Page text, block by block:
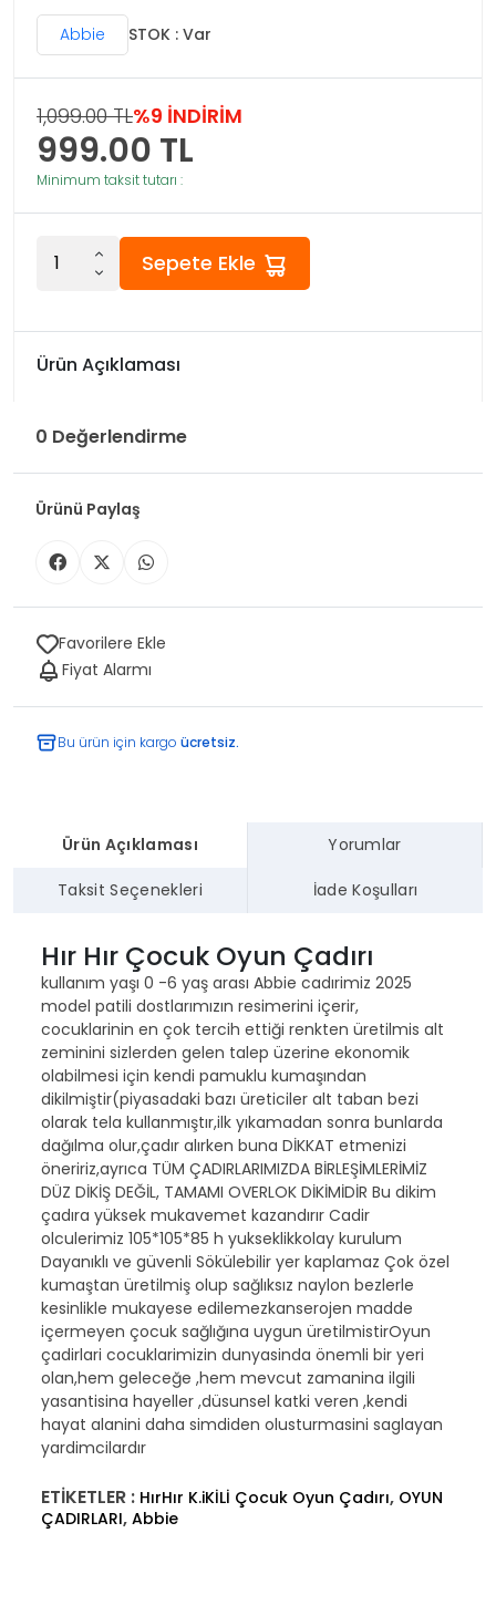
Abbie STOK : Var
1,099.00 TL%9 İNDİRİM
999.00 TL
Minimum taksit tutarı :
Sepete Ekle
Ürün Açıklaması
0 Değerlendirme
Ürünü Paylaş
Favorilere Ekle
Fiyat Alarmı
Bu ürün için kargo ücretsiz.
Ürün Açıklaması Yorumlar
Taksit Seçenekleri İade Koşulları
Hır Hır Çocuk Oyun Çadırı
kullanım yaşı 0 -6 yaş arası Abbie cadırimiz 2025
model patili dostlarımızın resimerini içerir,
cocuklarinin en çok tercih ettiği renkten üretilmis alt
zeminini sizlerden gelen talep üzerine ekonomik
olabilmesi için kendi pamuklu kumaşından
dikilmiştir(piyasadaki bazı üreticiler alt taban bezi
olarak tela kullanmıştır,ilk yıkamadan sonra bunlarda
dağılma olur,çadır alırken buna DİKKAT etmenizi
öneririz,ayrıca TÜM ÇADIRLARIMIZDA BİRLEŞİMLERİMİZ
DÜZ DİKİŞ DEĞİL, TAMAMI OVERLOK DİKİMİDİR Bu dikim
çadıra yüksek mukavemet kazandırır Cadir
olculerimiz 105*105*85 h yukseklikkolay kurulum
Dayanıklı ve güvenli Sökülebilir yer kaplamaz Çok özel
kumaştan üretilmiş olup sağlıksız naylon bezlerle
kesinlikle mukayese edilemezkanserojen madde
içermeyen çocuk sağlığına uygun üretilmistirOyun
çadirlari cocuklarimizin dunyasinda önemli bir yeri
olan,hem geleceğe ,hem mevcut zamanina ilgili
yasantisina hayeller ,düsunsel katki veren ,kendi
hayat alanini daha simdiden olusturmasini saglayan
yardimcilardır
ETİKETLER : HırHır K.iKİLİ Çocuk Oyun Çadırı, OYUN
ÇADIRLARI, Abbie